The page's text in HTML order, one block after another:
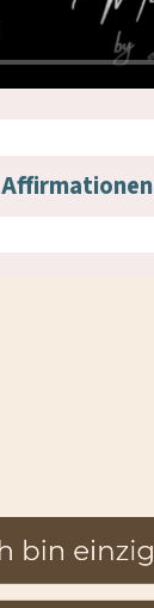
Affirmationen